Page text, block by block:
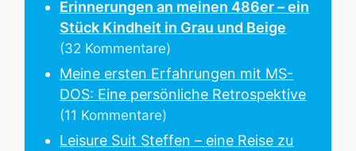
Erinnerungen an meinen 486er – ein
Stück Kindheit in Grau und Beige
(32 Kommentare)
Meine ersten Erfahrungen mit MS-
DOS: Eine persönliche Retrospektive
(11 Kommentare)
Leisure Suit Steffen – eine Reise zu